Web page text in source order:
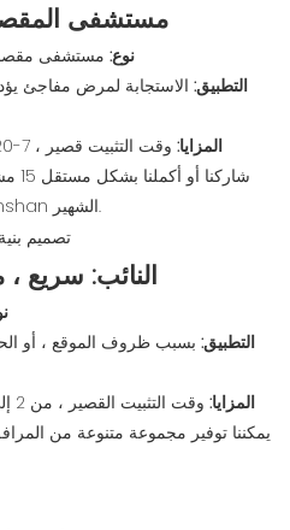
مستشفى
نوع: مستشفى
التطبيق: الاستجابة لمرض مفاجئ
المزايا:
ذلك مشروع مستشفى Huoshenshan الشهير.
النائب: سريع
التطبيق: بسبب ظروف الموقع ، أو
المزايا:
يمكننا توفير مجموعة متنوعة من